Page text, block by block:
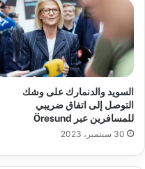
السويد والدنمارك على وشك
التوصل إلى اتفاق ضريبي
للمسافرين عبر Öresund
30 سبتمبر، 2023